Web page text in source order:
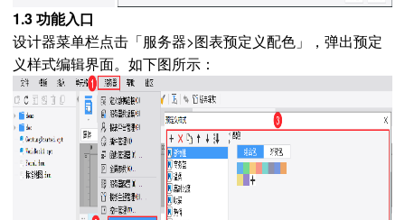
1.3 功能入口
设计器菜单栏点击「服务器>图表预定义配色」，弹出预定
义样式编辑界面。如下图所示：